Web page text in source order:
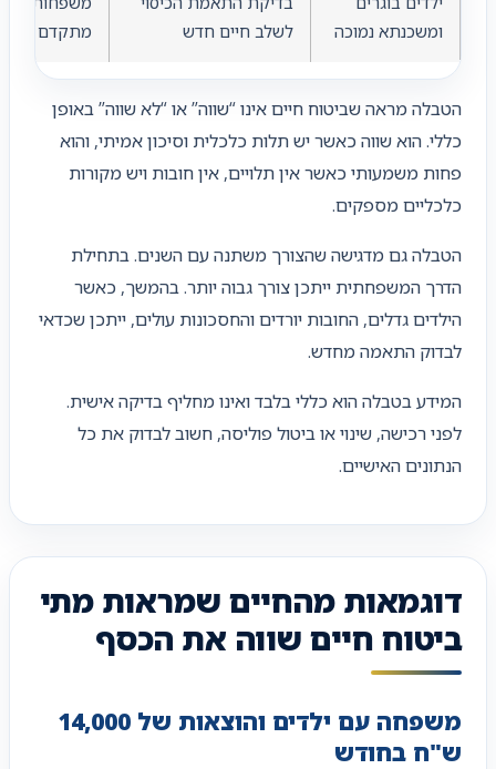
ומשכנתא נמוכה
לשלב חיים חדש
מתקדם יותר
הטבלה מראה שביטוח חיים אינו “שווה” או “לא שווה” באופן
כללי. הוא שווה כאשר יש תלות כלכלית וסיכון אמיתי, והוא
פחות משמעותי כאשר אין תלויים, אין חובות ויש מקורות
כלכליים מספקים.
הטבלה גם מדגישה שהצורך משתנה עם השנים. בתחילת
הדרך המשפחתית ייתכן צורך גבוה יותר. בהמשך, כאשר
הילדים גדלים, החובות יורדים והחסכונות עולים, ייתכן שכדאי
לבדוק התאמה מחדש.
המידע בטבלה הוא כללי בלבד ואינו מחליף בדיקה אישית.
לפני רכישה, שינוי או ביטול פוליסה, חשוב לבדוק את כל
הנתונים האישיים.
דוגמאות מהחיים שמראות מתי
ביטוח חיים שווה את הכסף
משפחה עם ילדים והוצאות של 14,000
ש"ח בחודש